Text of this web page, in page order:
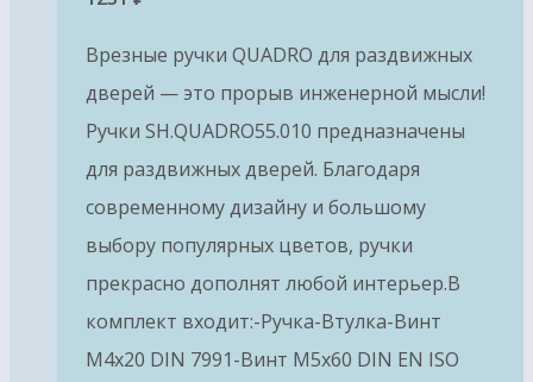
Врезные ручки QUADRO для раздвижных
дверей — это прорыв инженерной мысли!
Ручки SH.QUADRO55.010 предназначены
для раздвижных дверей. Благодаря
современному дизайну и большому
выбору популярных цветов, ручки
прекрасно дополнят любой интерьер.В
комплект входит:-Ручка-Втулка-Винт
М4х20 DIN 7991-Винт М5х60 DIN EN ISO